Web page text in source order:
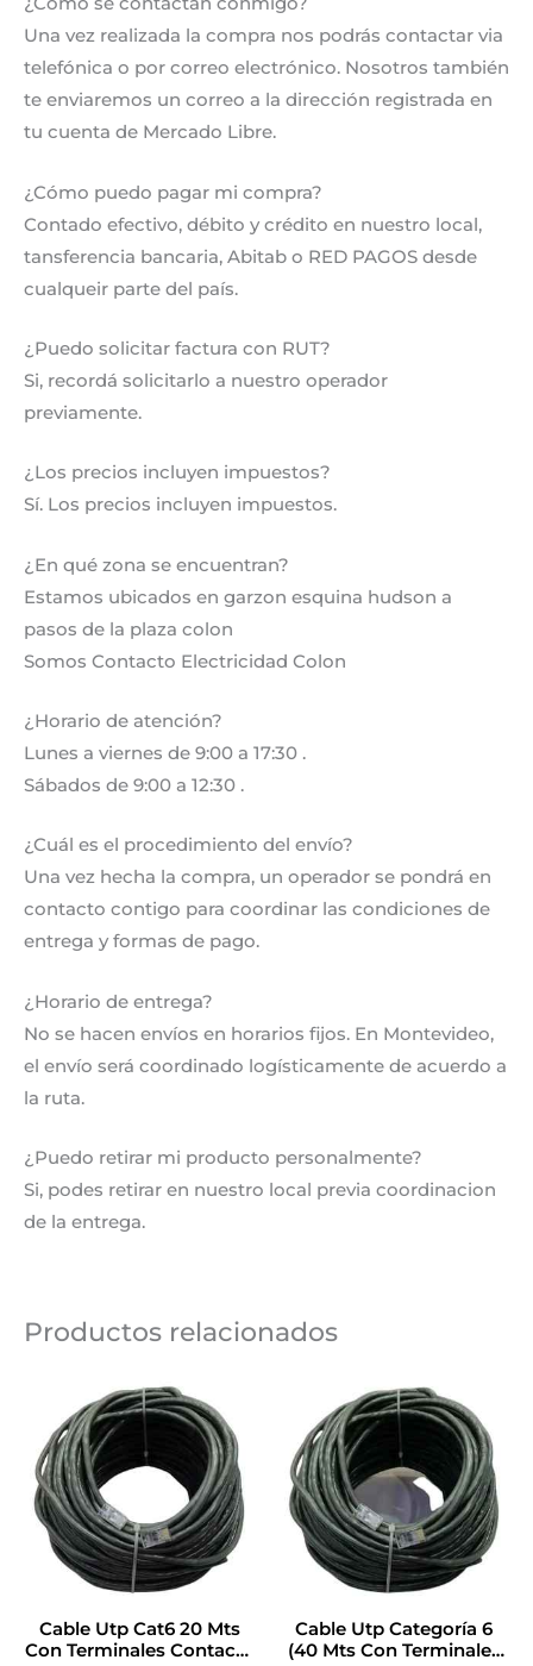
Una vez realizada la compra nos podrás contactar via
telefónica o por correo electrónico. Nosotros también
te enviaremos un correo a la dirección registrada en
tu cuenta de Mercado Libre.
¿Cómo puedo pagar mi compra?
Contado efectivo, débito y crédito en nuestro local,
tansferencia bancaria, Abitab o RED PAGOS desde
cualqueir parte del país.
¿Puedo solicitar factura con RUT?
Si, recordá solicitarlo a nuestro operador
previamente.
¿Los precios incluyen impuestos?
Sí. Los precios incluyen impuestos.
¿En qué zona se encuentran?
Estamos ubicados en garzon esquina hudson a
pasos de la plaza colon
Somos Contacto Electricidad Colon
¿Horario de atención?
Lunes a viernes de 9:00 a 17:30 .
Sábados de 9:00 a 12:30 .
¿Cuál es el procedimiento del envío?
Una vez hecha la compra, un operador se pondrá en
contacto contigo para coordinar las condiciones de
entrega y formas de pago.
¿Horario de entrega?
No se hacen envíos en horarios fijos. En Montevideo,
el envío será coordinado logísticamente de acuerdo a
la ruta.
¿Puedo retirar mi producto personalmente?
Si, podes retirar en nuestro local previa coordinacion
de la entrega.
Productos relacionados
Cable Utp Cat6 20 Mts
Con Terminales Contacto
Cable Utp Categoría 6
(40 Mts Con Terminales